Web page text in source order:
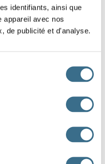
identifiants, ainsi que
appareil avec nos
de publicité et d'analyse.
acheter) prennent un
erai, tu jetteras,...
-éner, -équer, -érer,
(comme céder, régler)